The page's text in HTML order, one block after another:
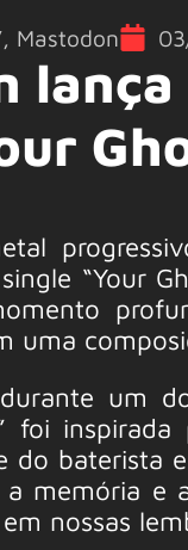
, Mastodon
“Your
uma
um
foi
do baterista
memória e
nossas